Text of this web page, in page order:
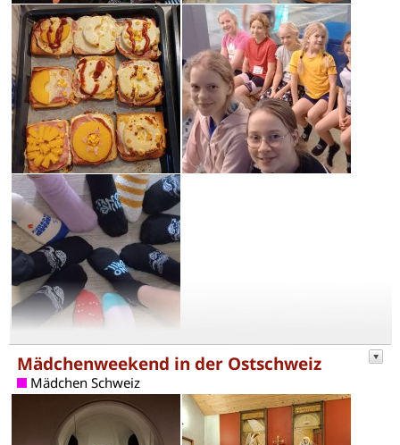
Mädchenweekend in der Ostschweiz
Mädchen Schweiz